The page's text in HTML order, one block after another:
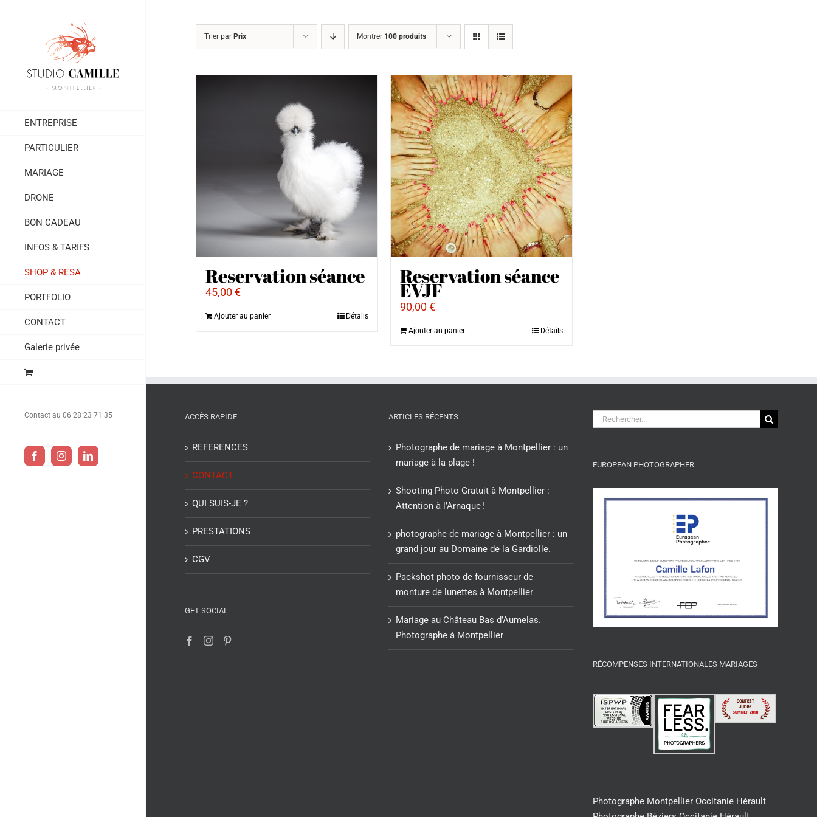
ENTREPRISE
PARTICULIER
MARIAGE
DRONE
BON CADEAU
INFOS & TARIFS
SHOP & RESA
PORTFOLIO
CONTACT
Galerie privée
Contact au 06 28 23 71 35
FacebookInstagramLinkedIn
Trier par Prix Montrer 100 produits
Reservation séance
45,00€
Ajouter au panier Détails
Reservation séance
EVJF
90,00€
Ajouter au panier Détails
ACCÈS RAPIDE
REFERENCES
CONTACT
QUI SUIS-JE ?
PRESTATIONS
CGV
GET SOCIAL
ARTICLES RÉCENTS
Photographe de mariage à Montpellier : un
mariage à la plage !
Shooting Photo Gratuit à Montpellier :
Attention à l’Arnaque !
photographe de mariage à Montpellier : un
grand jour au Domaine de la Gardiolle.
Packshot photo de fournisseur de
monture de lunettes à Montpellier
Mariage au Château Bas d’Aumelas.
Photographe à Montpellier
Rechercher:
EUROPEAN PHOTOGRAPHER
RÉCOMPENSES INTERNATIONALES MARIAGES
Photographe Montpellier Occitanie Hérault